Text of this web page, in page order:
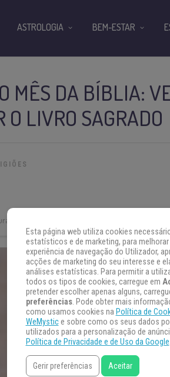
MÊS DA BÍBLIA:
O LIVRO SAGRADO
ASTROLOGIA BEM-ESTAR
Esta página web utiliza cookies
estatísticos e de marketing, para melhorar
experiência de navegação do Utilizador,
acções de marketing do seu interesse e
análises estatísticas. Para permitir a
todos os tipos de cookies, carregue em
pretender escolher apenas alguns,
preferências. Pode obter mais
como usamos cookies na Política de
WeMystice sobre como os seus dados
utilizados para a personalização de
Política de Privacidade e de Uso da Google
Gerir preferências Aceitar